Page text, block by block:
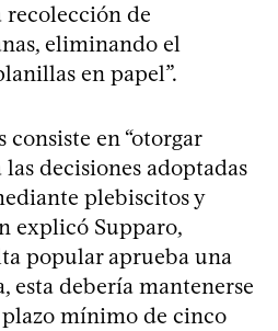
de
eliminando el
en papel”.
en “otorgar
decisiones adoptadas
plebiscitos y
explicó Supparo,
popular aprueba una
esta debería mantenerse
mínimo de cinco